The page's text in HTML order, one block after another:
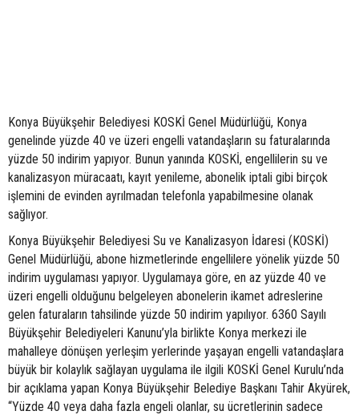
Konya Büyükşehir Belediyesi KOSKİ Genel Müdürlüğü, Konya
genelinde yüzde 40 ve üzeri engelli vatandaşların su faturalarında
yüzde 50 indirim yapıyor. Bunun yanında KOSKİ, engellilerin su ve
kanalizasyon müracaatı, kayıt yenileme, abonelik iptali gibi birçok
işlemini de evinden ayrılmadan telefonla yapabilmesine olanak
sağlıyor.
Konya Büyükşehir Belediyesi Su ve Kanalizasyon İdaresi (KOSKİ)
Genel Müdürlüğü, abone hizmetlerinde engellilere yönelik yüzde 50
indirim uygulaması yapıyor. Uygulamaya göre, en az yüzde 40 ve
üzeri engelli olduğunu belgeleyen abonelerin ikamet adreslerine
gelen faturaların tahsilinde yüzde 50 indirim yapılıyor. 6360 Sayılı
Büyükşehir Belediyeleri Kanunu’yla birlikte Konya merkezi ile
mahalleye dönüşen yerleşim yerlerinde yaşayan engelli vatandaşlara
büyük bir kolaylık sağlayan uygulama ile ilgili KOSKİ Genel Kurulu’nda
bir açıklama yapan Konya Büyükşehir Belediye Başkanı Tahir Akyürek,
“Yüzde 40 veya daha fazla engeli olanlar, su ücretlerinin sadece